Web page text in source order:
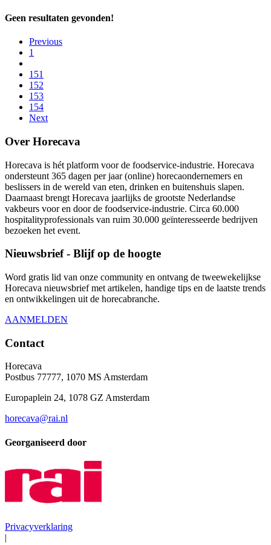
Geen resultaten gevonden!
Previous
1
151
152
153
154
Next
Over Horecava
Horecava is hét platform voor de foodservice-industrie. Horecava
ondersteunt 365 dagen per jaar (online) horecaondernemers en
beslissers in de wereld van eten, drinken en buitenshuis slapen.
Daarnaast brengt Horecava jaarlijks de grootste Nederlandse
vakbeurs voor en door de foodservice-industrie. Circa 60.000
hospitalityprofessionals van ruim 30.000 geïnteresseerde bedrijven
bezoeken het event.
Nieuwsbrief - Blijf op de hoogte
Word gratis lid van onze community en ontvang de tweewekelijkse
Horecava nieuwsbrief met artikelen, handige tips en de laatste trends
en ontwikkelingen uit de horecabranche.
AANMELDEN
Contact
Horecava
Postbus 77777, 1070 MS Amsterdam
Europaplein 24, 1078 GZ Amsterdam
horecava@rai.nl
Georganiseerd door
Privacyverklaring
|